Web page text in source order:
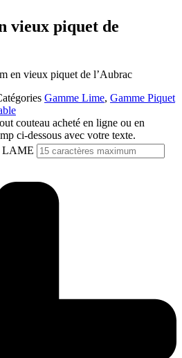
vieux piquet de
en vieux piquet de l’Aubrac
Gamme Lime, Gamme Piquet
couteau acheté en ligne ou en
ci-dessous avec votre texte.
LAME